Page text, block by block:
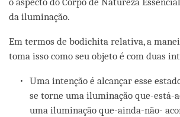
o aspecto do Corpo de Natureza
da iluminação.
Em termos de bodichita relativa, a
toma isso como seu objeto é com duas
Uma intenção é alcançar esse
se torne uma iluminação que-está-
uma iluminação que-ainda-não-